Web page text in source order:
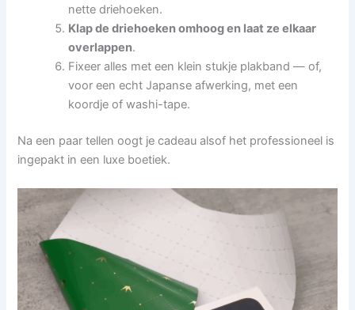
nette driehoeken.
Klap de driehoeken omhoog en laat ze elkaar
overlappen.
Fixeer alles met een klein stukje plakband — of,
voor een echt Japanse afwerking, met een
koordje of washi-tape.
Na een paar tellen oogt je cadeau alsof het professioneel is
ingepakt in een luxe boetiek.